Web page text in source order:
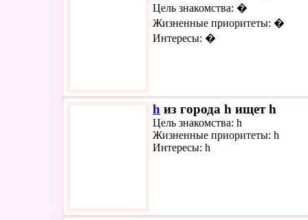
Цель знакомства: �
Жизненные приоритеты: �
Интересы: �
h из города h ищет h
Цель знакомства: h
Жизненные приоритеты: h
Интересы: h